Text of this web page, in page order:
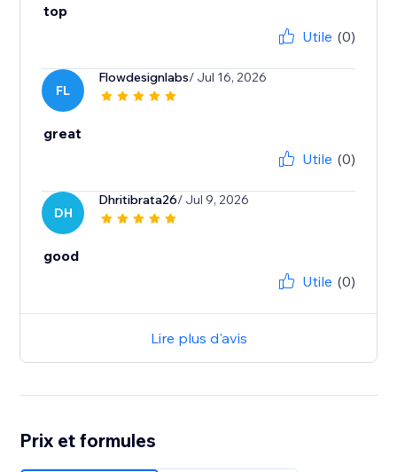
top
Utile (0)
FL
Flowdesignlabs/ Jul 16, 2026
great
Utile (0)
DH
Dhritibrata26/ Jul 9, 2026
good
Utile (0)
Lire plus d'avis
Prix et formules